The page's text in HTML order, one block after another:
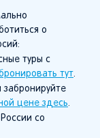
о
туры с
тут.
забронируйте
цене здесь.
со